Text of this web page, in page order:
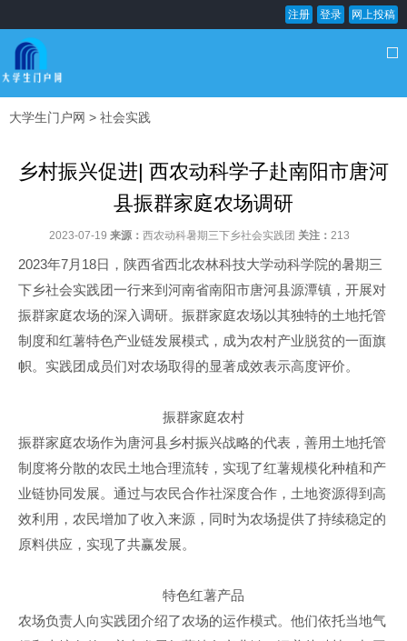
注册 登录 网上投稿
大学生门户网 > 社会实践
乡村振兴促进| 西农动科学子赴南阳市唐河
县振群家庭农场调研
2023-07-19 来源： 西农动科暑期三下乡社会实践团 关注： 213
2023年7月18日，陕西省西北农林科技大学动科学院的暑期三
下乡社会实践团一行来到河南省南阳市唐河县源潭镇，开展对
振群家庭农场的深入调研。振群家庭农场以其独特的土地托管
制度和红薯特色产业链发展模式，成为农村产业脱贫的一面旗
帜。实践团成员们对农场取得的显著成效表示高度评价。
振群家庭农村
振群家庭农场作为唐河县乡村振兴战略的代表，善用土地托管
制度将分散的农民土地合理流转，实现了红薯规模化种植和产
业链协同发展。通过与农民合作社深度合作，土地资源得到高
效利用，农民增加了收入来源，同时为农场提供了持续稳定的
原料供应，实现了共赢发展。
特色红薯产品
农场负责人向实践团介绍了农场的运作模式。他们依托当地气